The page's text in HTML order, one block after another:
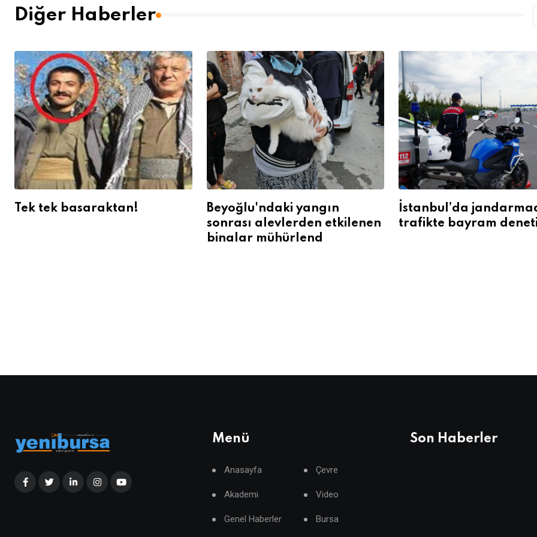
Diğer Haberler
Tek tek basaraktan!
Beyoğlu'ndaki yangın
sonrası alevlerden etkilenen
binalar mühürlend
İstanbul’da
trafikte bayram
Menü
Anasayfa Çevre
Akademi Video
Genel Haberler Bursa
Son Haberler